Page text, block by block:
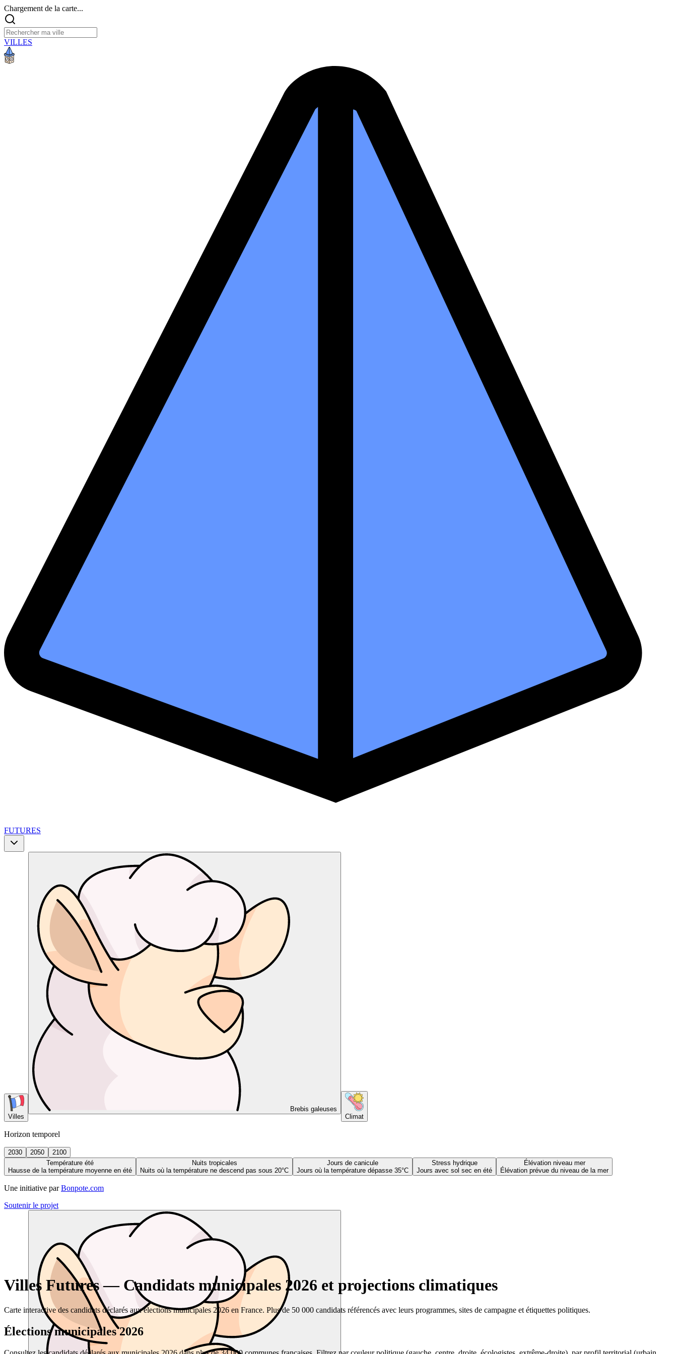
Chargement de la carte...
VILLES
FUTURES
Villes
Brebis galeuses
Climat
Horizon temporel
2030 2050
2100
Température été
Hausse de la température moyenne en été
Nuits tropicales
Nuits où la température ne descend pas sous 20°C
Jours de canicule
Jours où la température dépasse 35°C
Stress hydrique
Jours avec sol sec en été
Élévation niveau mer
Élévation prévue du niveau de la mer
Une initiative par Bonpote.com
Soutenir le projet
Villes Futures — Candidats municipales 2026 et projections climatiques
Carte interactive des candidats déclarés aux élections municipales 2026 en France. Plus de 50 000 candidats référencés avec leurs programmes, sites de campagne et étiquettes politiques.
Élections municipales 2026